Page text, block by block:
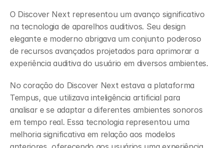
O Discover Next representou um avanço significativo
na tecnologia de aparelhos auditivos. Seu design
elegante e moderno abrigava um conjunto poderoso
de recursos avançados projetados para aprimorar a
experiência auditiva do usuário em diversos ambientes.
No coração do Discover Next estava a plataforma
Tempus, que utilizava inteligência artificial para
analisar e se adaptar a diferentes ambientes sonoros
em tempo real. Essa tecnologia representou uma
melhoria significativa em relação aos modelos